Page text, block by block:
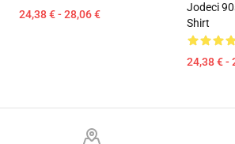
24,38 € - 28,06 €
Jodeci
Shirt
24,38 € -